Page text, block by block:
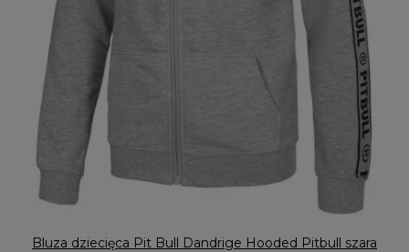
Bluza dziecięca Pit Bull Dandrige Hooded Pitbull szara